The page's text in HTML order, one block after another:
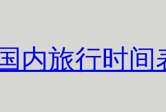
内旅行时